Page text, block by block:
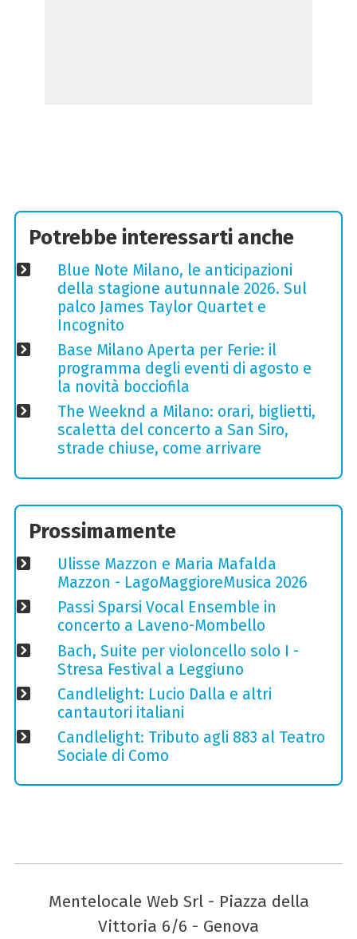
Potrebbe interessarti anche
Blue Note Milano, le anticipazioni
della stagione autunnale 2026. Sul
palco James Taylor Quartet e
Incognito
Base Milano Aperta per Ferie: il
programma degli eventi di agosto e
la novità bocciofila
The Weeknd a Milano: orari, biglietti,
scaletta del concerto a San Siro,
strade chiuse, come arrivare
Prossimamente
Ulisse Mazzon e Maria Mafalda
Mazzon - LagoMaggioreMusica 2026
Passi Sparsi Vocal Ensemble in
concerto a Laveno-Mombello
Bach, Suite per violoncello solo I -
Stresa Festival a Leggiuno
Candlelight: Lucio Dalla e altri
cantautori italiani
Candlelight: Tributo agli 883 al Teatro
Sociale di Como
Mentelocale Web Srl - Piazza della
Vittoria 6/6 - Genova